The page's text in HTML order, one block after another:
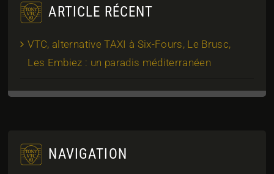
ARTICLE RÉCENT
VTC, alternative TAXI à Six-Fours, Le Brusc,
Les Embiez : un paradis méditerranéen
NAVIGATION